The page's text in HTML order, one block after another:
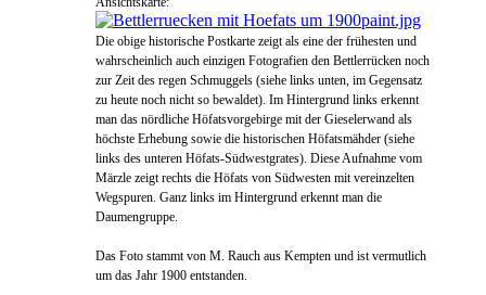
Die obige historische Postkarte zeigt als eine der frühesten und
wahrscheinlich auch einzigen Fotografien den Bettlerrücken noch
zur Zeit des regen Schmuggels (siehe links unten, im Gegensatz
zu heute noch nicht so bewaldet). Im Hintergrund links erkennt
man das nördliche Höfatsvorgebirge mit der Gieselerwand als
höchste Erhebung sowie die historischen Höfatsmähder (siehe
links des unteren Höfats-Südwestgrates). Diese Aufnahme vom
Märzle zeigt rechts die Höfats von Südwesten mit vereinzelten
Wegspuren. Ganz links im Hintergrund erkennt man die
Daumengruppe.
Das Foto stammt von M. Rauch aus Kempten und ist vermutlich
um das Jahr 1900 entstanden.